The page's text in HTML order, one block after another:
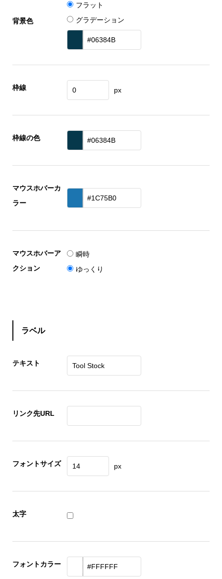
背景色
フラット
グラデーション
枠線 px
枠線の色
マウスホバーカ
ラー
マウスホバーア
クション
瞬時
ゆっくり
ラベル
テキスト
リンク先URL
フォントサイズ px
太字
フォントカラー